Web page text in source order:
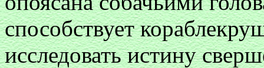
способствует
исследовать истину